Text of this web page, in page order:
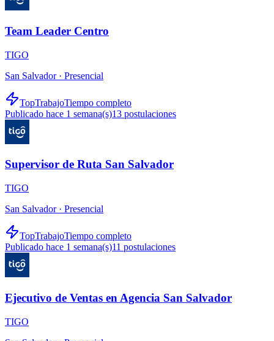
Team Leader Centro
TIGO
San Salvador · Presencial
TopTrabajoTiempo completo
Publicado hace 1 semana(s)13 postulaciones
Supervisor de Ruta San Salvador
TIGO
San Salvador · Presencial
TopTrabajoTiempo completo
Publicado hace 1 semana(s)11 postulaciones
Ejecutivo de Ventas en Agencia San Salvador
TIGO